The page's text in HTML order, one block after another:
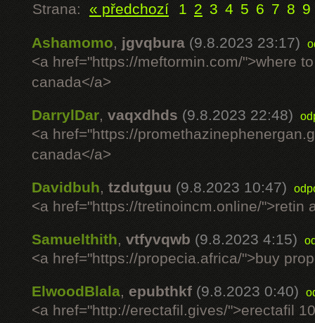
Strana: « předchozí 1 2 3 4 5 6 7 8 9
Ashamomo, jgvqbura (9.8.2023 23:17)
<a href="https://meftormin.com/">where
canada</a>
DarrylDar, vaqxdhds (9.8.2023 22:48)
<a href="https://
canada</a>
Davidbuh, tzdutguu (9.8.2023 10:47)
<a href="https://tretinoincm.online/">retin
Samuelthith, vtfyvqwb (9.8.2023 4:15)
<a href="https://propecia.africa/">buy
ElwoodBlala, epubthkf (9.8.2023 0:40)
<a href="http://erectafil.gives/">erectafil